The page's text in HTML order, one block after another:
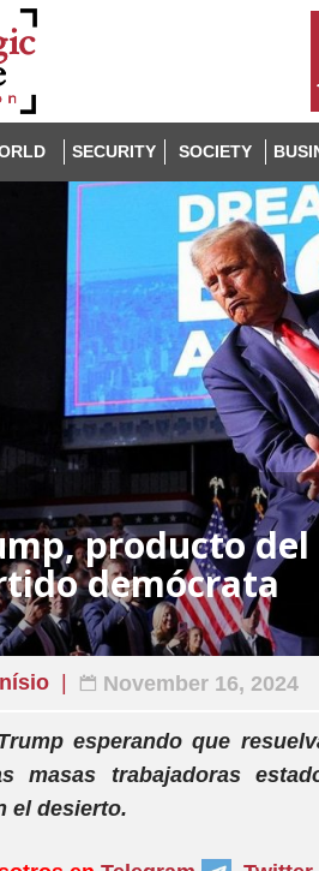
SECURITY SOCIETY
producto
demócrata
November 16, 2024
esperando que
masas trabajadoras
el desierto.